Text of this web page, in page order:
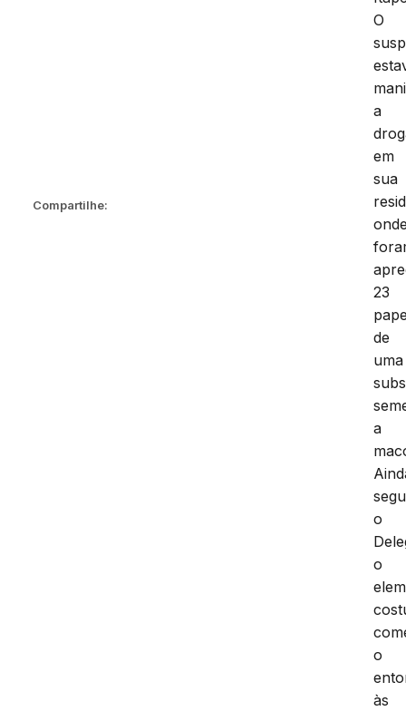
Compartilhe:
O
a
em
sua
23
de
uma
a
o
o
o
às